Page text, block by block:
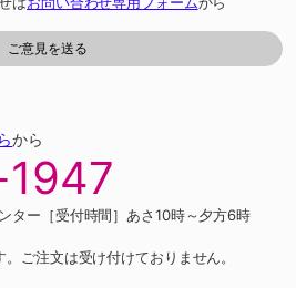
から
ター［受付時間］あさ10時～夕方6時
ご注文は受け付けておりません。